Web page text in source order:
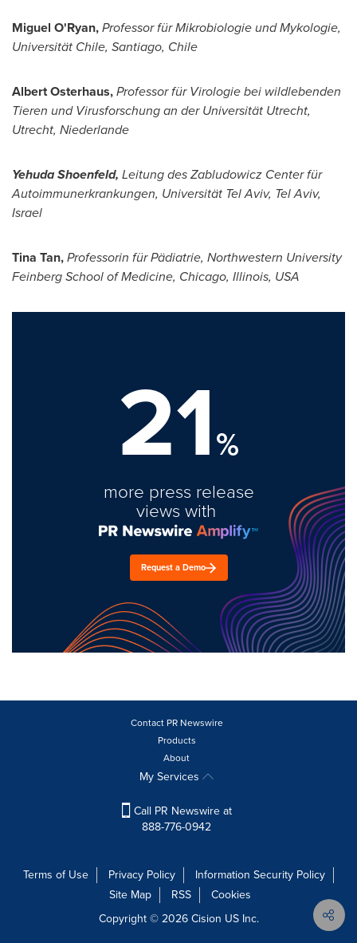
Miguel O'Ryan,Professor für Mikrobiologie und Mykologie,
Universität Chile, Santiago, Chile
Albert Osterhaus,Professor für Virologie bei wildlebenden
Tieren und Virusforschung an der Universität Utrecht,
Utrecht, Niederlande
Yehuda Shoenfeld, Leitung des Zabludowicz Center für
Autoimmunerkrankungen, Universität Tel Aviv, Tel Aviv,
Israel
Tina Tan,Professorin für Pädiatrie, Northwestern University
Feinberg School of Medicine, Chicago, Illinois, USA
21%
more press release
views with
Request a Demo
Contact PR Newswire
Products
About
My Services
Call PR Newswire at
888-776-0942
Terms of Use Privacy Policy
Information Security Policy
Site Map
RSS
Cookies
Copyright © 2026Cision US Inc.